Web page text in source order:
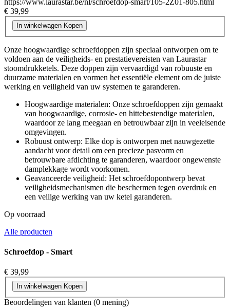
https://www.laurastar.be/nl/schroefdop-smart/105-2Z01-805.html
€ 39,99
In winkelwagen Kopen
Onze hoogwaardige schroefdoppen zijn speciaal ontworpen om te
voldoen aan de veiligheids- en prestatievereisten van Laurastar
stoomdrukketels. Deze doppen zijn vervaardigd van robuuste en
duurzame materialen en vormen het essentiële element om de juiste
werking en veiligheid van uw systemen te garanderen.
Hoogwaardige materialen: Onze schroefdoppen zijn gemaakt
van hoogwaardige, corrosie- en hittebestendige materialen,
waardoor ze lang meegaan en betrouwbaar zijn in veeleisende
omgevingen.
Robuust ontwerp: Elke dop is ontworpen met nauwgezette
aandacht voor detail om een precieze pasvorm en
betrouwbare afdichting te garanderen, waardoor ongewenste
damplekkage wordt voorkomen.
Geavanceerde veiligheid: Het schroefdopontwerp bevat
veiligheidsmechanismen die beschermen tegen overdruk en
een veilige werking van uw ketel garanderen.
Op voorraad
Alle producten
Schroefdop - Smart
€ 39,99
In winkelwagen Kopen
Beoordelingen van klanten (0 mening)